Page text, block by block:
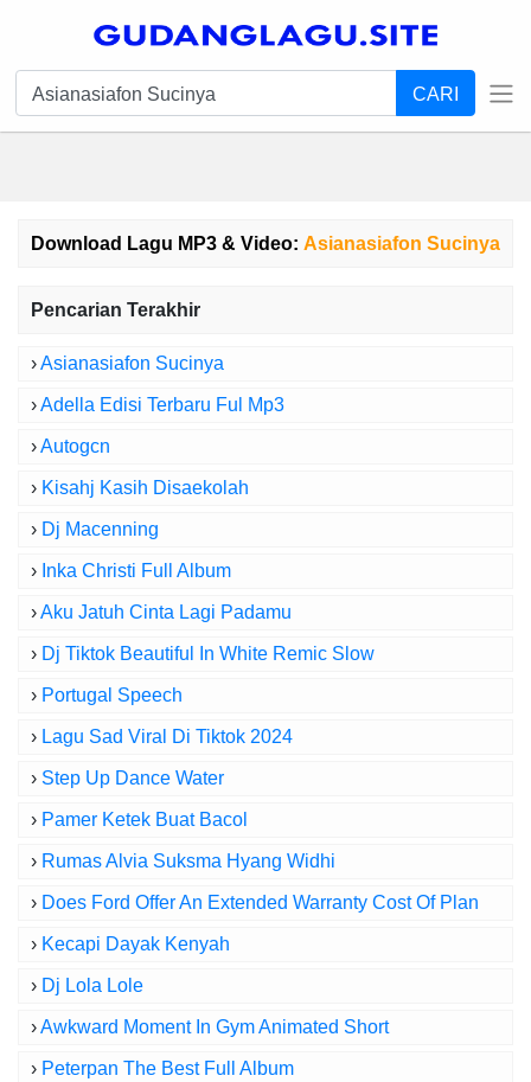
CARI
Download Lagu MP3 & Video: Asianasiafon Sucinya
Pencarian Terakhir
›Asianasiafon Sucinya
›Adella Edisi Terbaru Ful Mp3
›Autogcn
› Kisahj Kasih Disaekolah
› Dj Macenning
› Inka Christi Full Album
›Aku Jatuh Cinta Lagi Padamu
› Dj Tiktok Beautiful In White Remic Slow
› Portugal Speech
› Lagu Sad Viral Di Tiktok 2024
› Step Up Dance Water
› Pamer Ketek Buat Bacol
› Rumas Alvia Suksma Hyang Widhi
› Does Ford Offer An Extended Warranty Cost Of Plan
› Kecapi Dayak Kenyah
› Dj Lola Lole
›Awkward Moment In Gym Animated Short
› Peterpan The Best Full Album